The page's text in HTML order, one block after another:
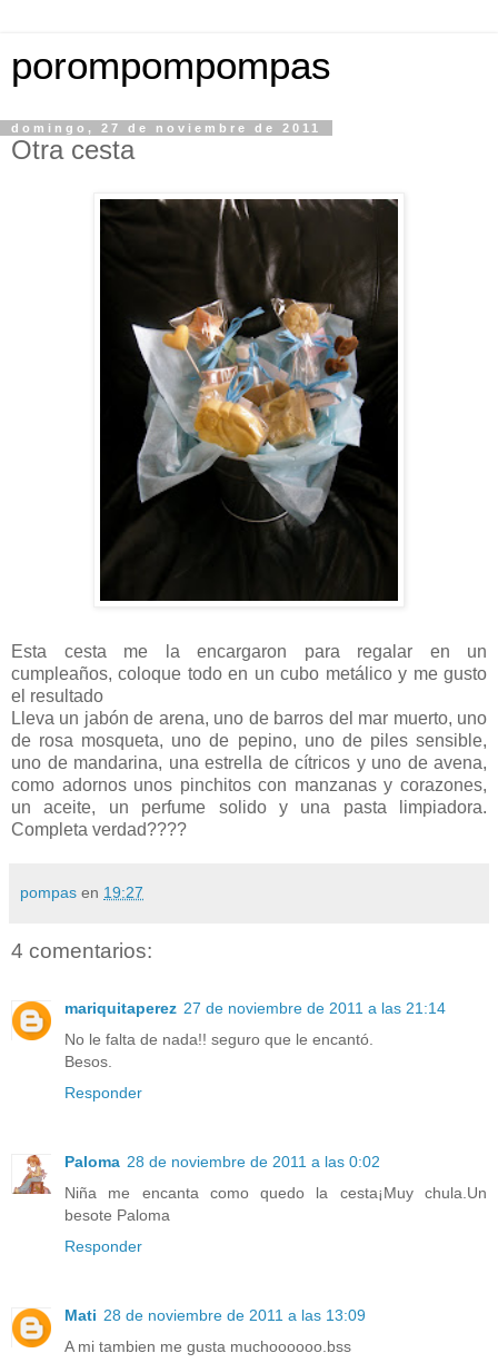
porompompompas
domingo, 27 de noviembre de 2011
Otra cesta
Esta cesta me la encargaron para regalar en un
cumpleaños, coloque todo en un cubo metálico y me gusto
el resultado
Lleva un jabón de arena, uno de barros del mar muerto, uno
de rosa mosqueta, uno de pepino, uno de piles sensible,
uno de mandarina, una estrella de cítricos y uno de avena,
como adornos unos pinchitos con manzanas y corazones,
un aceite, un perfume solido y una pasta limpiadora.
Completa verdad????
pompas en 19:27
4 comentarios:
mariquitaperez 27 de noviembre de 2011 a las 21:14
No le falta de nada!! seguro que le encantó.
Besos.
Responder
Paloma 28 de noviembre de 2011 a las 0:02
Niña me encanta como quedo la cesta¡Muy chula.Un
besote Paloma
Responder
Mati 28 de noviembre de 2011 a las 13:09
A mi tambien me gusta muchoooooo.bss